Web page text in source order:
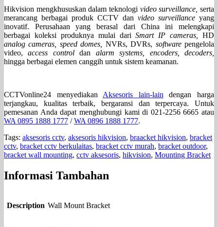
Hikvision mengkhususkan dalam teknologi video surveillance, serta
merancang berbagai produk CCTV dan video surveillance yang
inovatif. Perusahaan yang berasal dari China ini melengkapi
berbagai koleksi produknya mulai dariSmart IP cameras, HD
analog cameras, speed domes, NVRs, DVRs, softwarepengelola
video,access controldan alarm systems, encoders, decoders,
hingga berbagai elemen canggih untuk sistem keamanan.
CCTVonline24 menyediakanAksesoris lain-laindengan harga
terjangkau, kualitas terbaik, bergaransi dan terpercaya. Untuk
pemesanan Anda dapat menghubungi kami di 021-2256 6665 atau
WA 0895 1888 1777 /WA 0896 1888 1777.
Tags: aksesoris cctv, aksesoris hikvision, braacket hikvision, bracket
cctv, bracket cctv berkulaitas, bracket cctv murah, bracket outdoor,
bracket wall mounting, cctv aksesoris, hikvision, Mounting Bracket
Informasi Tambahan
Description Wall Mount Bracket